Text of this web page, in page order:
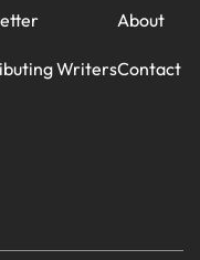
Writers
About
Contact